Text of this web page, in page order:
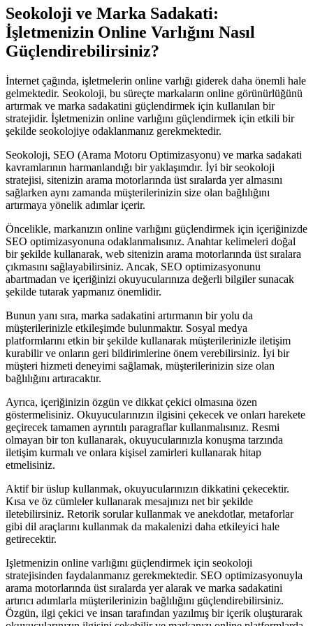
Seokoloji ve Marka Sadakati:
İşletmenizin Online Varlığını Nasıl
Güçlendirebilirsiniz?
İnternet çağında, işletmelerin online varlığı giderek daha önemli hale
gelmektedir. Seokoloji, bu süreçte markaların online görünürlüğünü
artırmak ve marka sadakatini güçlendirmek için kullanılan bir
stratejidir. İşletmenizin online varlığını güçlendirmek için etkili bir
şekilde seokolojiye odaklanmanız gerekmektedir.
Seokoloji, SEO (Arama Motoru Optimizasyonu) ve marka sadakati
kavramlarının harmanlandığı bir yaklaşımdır. İyi bir seokoloji
stratejisi, sitenizin arama motorlarında üst sıralarda yer almasını
sağlarken aynı zamanda müşterilerinizin size olan bağlılığını
artırmaya yönelik adımlar içerir.
Öncelikle, markanızın online varlığını güçlendirmek için içeriğinizde
SEO optimizasyonuna odaklanmalısınız. Anahtar kelimeleri doğal
bir şekilde kullanarak, web sitenizin arama motorlarında üst sıralara
çıkmasını sağlayabilirsiniz. Ancak, SEO optimizasyonunu
abartmadan ve içeriğinizi okuyucularınıza değerli bilgiler sunacak
şekilde tutarak yapmanız önemlidir.
Bunun yanı sıra, marka sadakatini artırmanın bir yolu da
müşterilerinizle etkileşimde bulunmaktır. Sosyal medya
platformlarını etkin bir şekilde kullanarak müşterilerinizle iletişim
kurabilir ve onların geri bildirimlerine önem verebilirsiniz. İyi bir
müşteri hizmeti deneyimi sağlamak, müşterilerinizin size olan
bağlılığını artıracaktır.
Ayrıca, içeriğinizin özgün ve dikkat çekici olmasına özen
göstermelisiniz. Okuyucularınızın ilgisini çekecek ve onları harekete
geçirecek tamamen ayrıntılı paragraflar kullanmalısınız. Resmi
olmayan bir ton kullanarak, okuyucularınızla konuşma tarzında
iletişim kurmalı ve onlara kişisel zamirleri kullanarak hitap
etmelisiniz.
Aktif bir üslup kullanmak, okuyucularınızın dikkatini çekecektir.
Kısa ve öz cümleler kullanarak mesajınızı net bir şekilde
iletebilirsiniz. Retorik sorular kullanmak ve anekdotlar, metaforlar
gibi dil araçlarını kullanmak da makalenizi daha etkileyici hale
getirecektir.
Işletmenizin online varlığını güçlendirmek için seokoloji
stratejisinden faydalanmanız gerekmektedir. SEO optimizasyonuyla
arama motorlarında üst sıralarda yer alarak ve marka sadakatini
artırıcı adımlarla müşterilerinizin bağlılığını güçlendirebilirsiniz.
Özgün, ilgi çekici ve insan tarafından yazılmış bir içerik oluşturarak